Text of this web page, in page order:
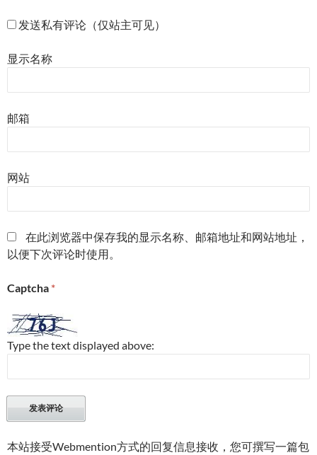
发送私有评论（仅站主可见）
显示名称
邮箱
网站
在此浏览器中保存我的显示名称、邮箱地址和网站地址，
以便下次评论时使用。
Captcha *
Type the text displayed above:
本站接受Webmention方式的回复信息接收，您可撰写一篇包